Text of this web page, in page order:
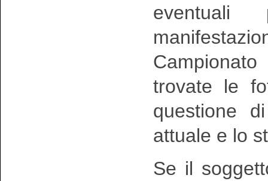
trovate le
questione
attuale e lo
Se il